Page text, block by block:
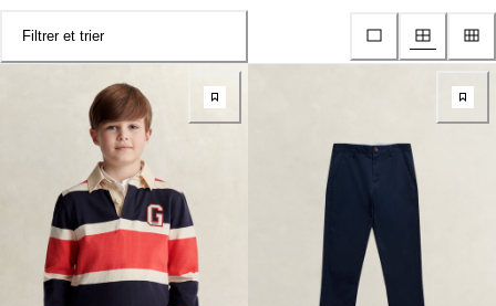
Filtrer et trier